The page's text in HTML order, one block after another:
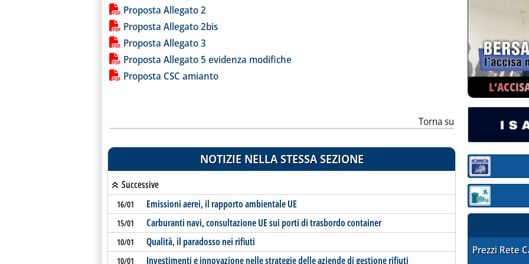
Lista allegati PDF alla notizia
Proposta Allegato 2
Proposta Allegato 2bis
Proposta Allegato 3
Proposta Allegato 5 evidenza modifiche
Proposta CSC amianto
Torna su
NOTIZIE NELLA STESSA SEZIONE
Successive
16/01 Emissioni aerei, il rapporto ambientale UE
15/01 Carburanti navi, consultazione UE sui porti di trasbordo container
10/01 Qualità, il paradosso nei rifiuti
10/01 Investimenti e innovazione nelle strategie delle aziende di gestione rifiuti
Sezione:
Sezione:
Prezzi Rete